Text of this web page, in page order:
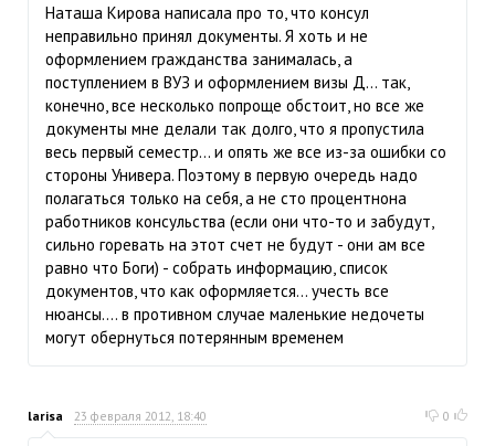
Наташа Кирова написала про то, что консул
неправильно принял документы. Я хоть и не
оформлением гражданства занималась, а
поступлением в ВУЗ и оформлением визы Д... так,
конечно, все несколько попроще обстоит, но все же
документы мне делали так долго, что я пропустила
весь первый семестр... и опять же все из-за ошибки со
стороны Универа. Поэтому в первую очередь надо
полагаться только на себя, а не сто процентнона
работников консульства (если они что-то и забудут,
сильно горевать на этот счет не будут - они ам все
равно что Боги) - собрать информацию, список
документов, что как оформляется... учесть все
нюансы.... в противном случае маленькие недочеты
могут обернуться потерянным временем
larisa 23 февраля 2012, 18:40 0